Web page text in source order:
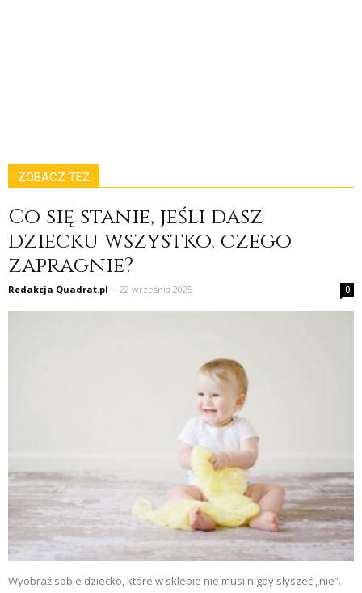
ZOBACZ TEŻ
Co się stanie, jeśli dasz
dziecku wszystko, czego
zapragnie?
Redakcja Quadrat.pl - 22 września 2025 0
Wyobraź sobie dziecko, które w sklepie nie musi nigdy słyszeć „nie”.